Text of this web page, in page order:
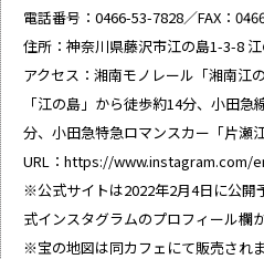
電話番号：0466-53-7828／FAX：
住所：神奈川県藤沢市江の島1-3-8
アクセス：湘南モノレール「湘南江
「江の島」から徒歩約14分、小田
分、小田急特急ロマンスカー「片瀬
URL： https://www.instagram.com/
※公式サイトは2022年2月4日に公開
式インスタグラムのプロフィール欄
※宝の地図は同カフェにて販売され